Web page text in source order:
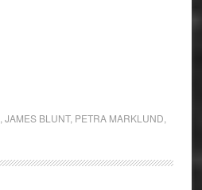
JAMES BLUNT, PETRA MARKLUND